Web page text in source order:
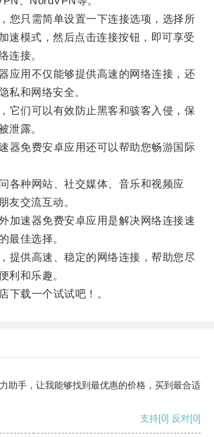
只需简单设置一下连接选项，选择所
速模式，然后点击连接按钮，即可享受
连接。
用不仅能够提供高速的网络连接，还
私和网络安全。
们可以有效防止黑客和骇客入侵，保
泄露。
免费安卓应用还可以帮助您畅游国际
种网站、社交媒体、音乐和视频应
友交流互动。
速器免费安卓应用是解决网络连接速
最佳选择。
供高速、稳定的网络连接，帮助您尽
利和乐趣。
载一个试试吧！。
助手，让我能够找到最优惠的价格，买到最合适
支持[0] 反对[0]